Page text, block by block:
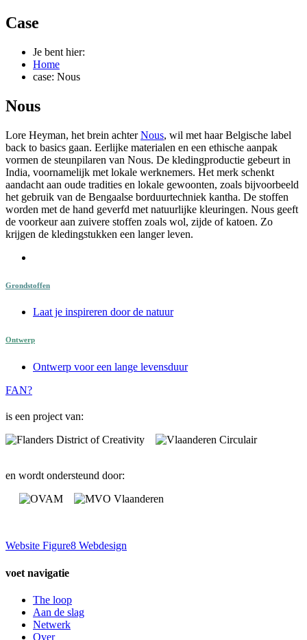
Case
Je bent hier:
Home
case: Nous
Nous
Lore Heyman, het brein achterNous, wil met haar Belgische label
back to basics gaan. Eerlijke materialen en een ethische aanpak
vormen de steunpilaren van Nous. De kledingproductie gebeurt in
India, voornamelijk met lokale werknemers. Het merk schenkt
aandacht aan oude tradities en lokale gewoonten, zoals bijvoorbeeld
het gebruik van de Bengaalse borduurtechniek kantha. De stoffen
worden met de hand geverfd met natuurlijke kleuringen. Nous geeft
de voorkeur aan zuivere stoffen zoals wol, zijde of katoen. Zo
krijgen de kledingstukken een langer leven.
Grondstoffen
Laat je inspireren door de natuur
Ontwerp
Ontwerp voor een lange levensduur
FAN?
is een project van:
en wordt ondersteund door:
Website Figure8 Webdesign
voet navigatie
The loop
Aan de slag
Netwerk
Over